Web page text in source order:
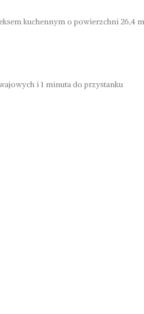
kuchennym o powierzchni 26,4
i 1 minuta do przystanku